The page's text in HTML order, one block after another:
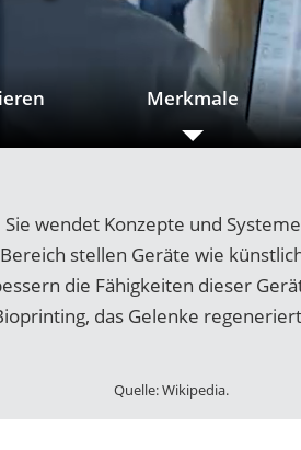
Merkmale
wendet Konzepte und
stellen Geräte wie
die Fähigkeiten dieser
das Gelenke
Quelle: Wikipedia.